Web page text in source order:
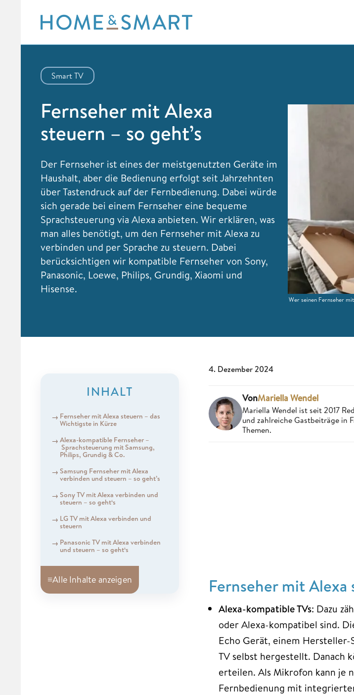
content
Smart TV
Fernseher mit Alexa
steuern – so geht’s
Der Fernseher ist eines der meistgenutzten Geräte im
Haushalt, aber die Bedienung erfolgt seit Jahrzehnten
über Tastendruck auf der Fernbedienung. Dabei würde
sich gerade bei einem Fernseher eine bequeme
Sprachsteuerung via Alexa anbieten. Wir erklären, was
man alles benötigt, um den Fernseher mit Alexa zu
verbinden und per Sprache zu steuern. Dabei
berücksichtigen wir kompatible Fernseher von Sony,
Panasonic, Loewe, Philips, Grundig, Xiaomi und
Hisense.
Wer seinen Fernseher
INHALT
Fernseher mit Alexa steuern – das
Wichtigste in Kürze
Alexa-kompatible Fernseher –
Sprachsteuerung mit Samsung,
Philips, Grundig & Co.
Samsung Fernseher mit Alexa
verbinden und steuern – so geht’s
Sony TV mit Alexa verbinden und
steuern – so geht‘s
LG TV mit Alexa verbinden und
steuern
Panasonic TV mit Alexa verbinden
und steuern – so geht‘s
≡Alle Inhalte anzeigen
4. Dezember 2024
VonMariella Wendel
Mariella Wendel ist seit 2017
und zahlreiche Gastbeiträge in
Themen.
Fernseher mit
Alexa-kompatible TVs: Dazu
oder Alexa-kompatibel sind.
Echo Gerät, einem
TV selbst hergestellt. Danach
erteilen. Als Mikrofon kann je
Fernbedienung mit